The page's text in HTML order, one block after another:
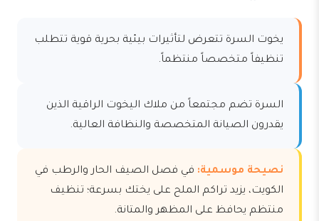
يخوت السرة تتعرض لتأثيرات بيئية بحرية قوية تتطلب
تنظيفاً متخصصاً منتظماً.
السرة تضم مجتمعاً من ملاك اليخوت الراقية الذين
يقدرون الصيانة المتخصصة والنظافة العالية.
نصيحة موسمية: في فصل الصيف الحار والرطب في
الكويت، يزيد تراكم الملح على يختك بسرعة؛ تنظيف
منتظم يحافظ على المظهر والمتانة.